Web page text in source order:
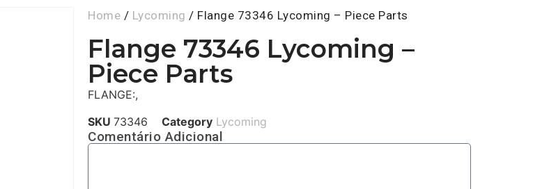
Home / Lycoming / Flange 73346 Lycoming – Piece Parts
Flange 73346 Lycoming –
Piece Parts
FLANGE:,
SKU 73346 Category Lycoming
Comentário Adicional